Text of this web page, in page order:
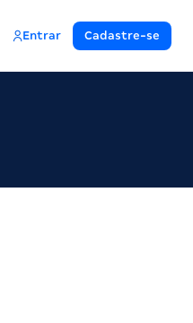
Entrar Cadastre-se